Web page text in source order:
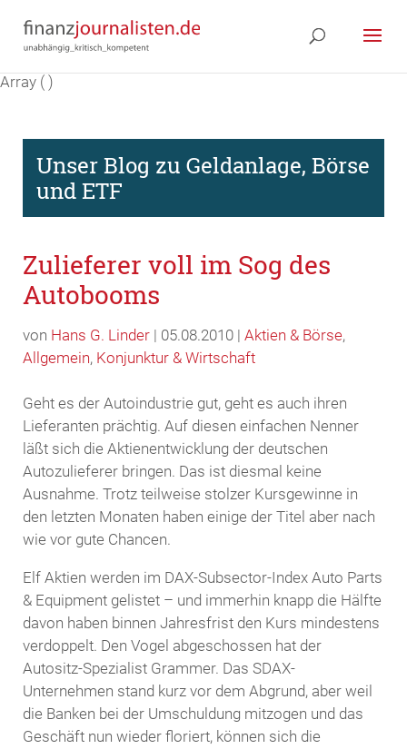
Array ( )
Unser Blog zu Geldanlage, Börse
und ETF
Zulieferer voll im Sog des
Autobooms
von Hans G. Linder| 05.08.2010 | Aktien & Börse,
Allgemein, Konjunktur & Wirtschaft
Geht es der Autoindustrie gut, geht es auch ihren
Lieferanten prächtig. Auf diesen einfachen Nenner
läßt sich die Aktienentwicklung der deutschen
Autozulieferer bringen. Das ist diesmal keine
Ausnahme. Trotz teilweise stolzer Kursgewinne in
den letzten Monaten haben einige der Titel aber nach
wie vor gute Chancen.
Elf Aktien werden im DAX-Subsector-Index Auto Parts
& Equipment gelistet – und immerhin knapp die Hälfte
davon haben binnen Jahresfrist den Kurs mindestens
verdoppelt. Den Vogel abgeschossen hat der
Autositz-Spezialist Grammer. Das SDAX-
Unternehmen stand kurz vor dem Abgrund, aber weil
die Banken bei der Umschuldung mitzogen und das
Geschäft nun wieder floriert, können sich die